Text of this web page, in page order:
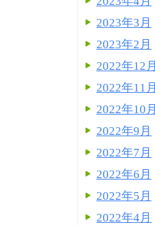
2023年3月
2023年2月
2022年12月
2022年11月
2022年10月
2022年9月
2022年7月
2022年6月
2022年5月
2022年4月